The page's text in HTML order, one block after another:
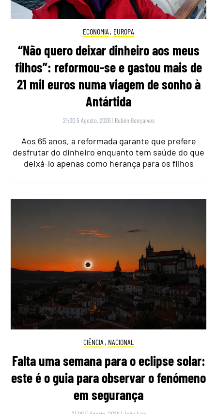
ECONOMIA , EUROPA
“Não quero deixar dinheiro aos meus
filhos”: reformou-se e gastou mais de
21 mil euros numa viagem de sonho à
Antártida
21:00 5 Agosto, 2026 | Rubén Gonçalves
Aos 65 anos, a reformada garante que prefere
desfrutar do dinheiro enquanto tem saúde do que
deixá-lo apenas como herança para os filhos
CIÊNCIA , NACIONAL
Falta uma semana para o eclipse solar:
este é o guia para observar o fenómeno
em segurança